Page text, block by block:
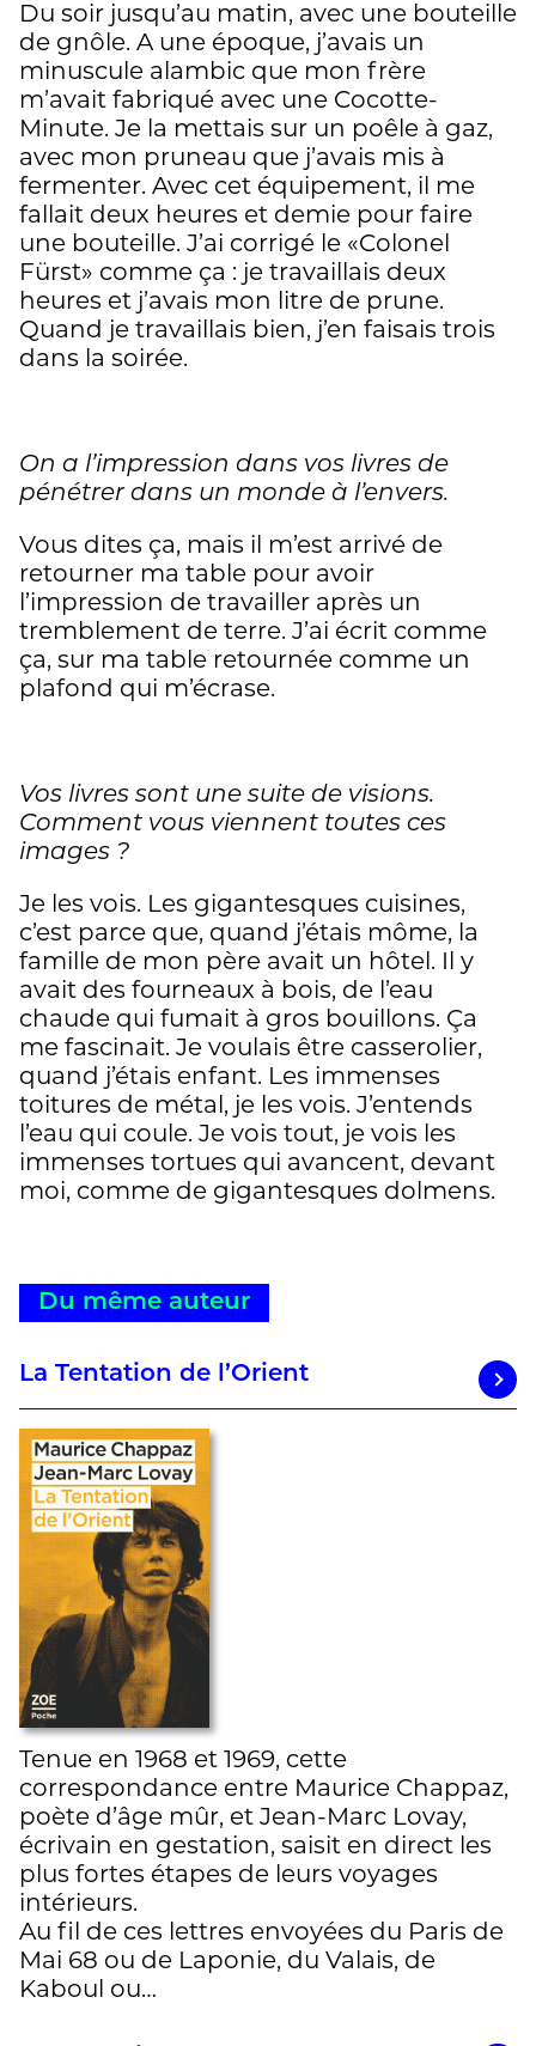
Du soir jusqu’au matin, avec une bouteille
de gnôle. A une époque, j’avais un
minuscule alambic que mon frère
m’avait fabriqué avec une Cocotte-
Minute. Je la mettais sur un poêle à gaz,
avec mon pruneau que j’avais mis à
fermenter. Avec cet équipement, il me
fallait deux heures et demie pour faire
une bouteille. J’ai corrigé le «Colonel
Fürst» comme ça : je travaillais deux
heures et j’avais mon litre de prune.
Quand je travaillais bien, j’en faisais trois
dans la soirée.
On a l’impression dans vos livres de
pénétrer dans un monde à l’envers.
Vous dites ça, mais il m’est arrivé de
retourner ma table pour avoir
l’impression de travailler après un
tremblement de terre. J’ai écrit comme
ça, sur ma table retournée comme un
plafond qui m’écrase.
Vos livres sont une suite de visions.
Comment vous viennent toutes ces
images ?
Je les vois. Les gigantesques cuisines,
c’est parce que, quand j’étais môme, la
famille de mon père avait un hôtel. Il y
avait des fourneaux à bois, de l’eau
chaude qui fumait à gros bouillons. Ça
me fascinait. Je voulais être casserolier,
quand j’étais enfant. Les immenses
toitures de métal, je les vois. J’entends
l’eau qui coule. Je vois tout, je vois les
immenses tortues qui avancent, devant
moi, comme de gigantesques dolmens.
Du même auteur
La Tentation de l’Orient
Tenue en 1968 et 1969, cette
correspondance entre Maurice Chappaz,
poète d’âge mûr, et Jean-Marc Lovay,
écrivain en gestation, saisit en direct les
plus fortes étapes de leurs voyages
intérieurs.
Au fil de ces lettres envoyées du Paris de
Mai 68 ou de Laponie, du Valais, de
Kaboul ou…